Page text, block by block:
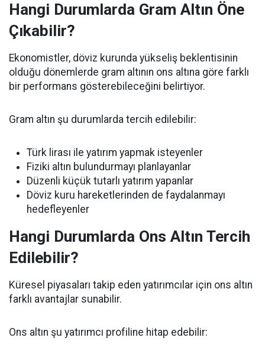
Hangi Durumlarda Gram Altın Öne
Çıkabilir?
Ekonomistler, döviz kurunda yükseliş beklentisinin
olduğu dönemlerde gram altının ons altına göre farklı
bir performans gösterebileceğini belirtiyor.
Gram altın şu durumlarda tercih edilebilir:
Türk lirası ile yatırım yapmak isteyenler
Fiziki altın bulundurmayı planlayanlar
Düzenli küçük tutarlı yatırım yapanlar
Döviz kuru hareketlerinden de faydalanmayı
hedefleyenler
Hangi Durumlarda Ons Altın Tercih
Edilebilir?
Küresel piyasaları takip eden yatırımcılar için ons altın
farklı avantajlar sunabilir.
Ons altın şu yatırımcı profiline hitap edebilir: